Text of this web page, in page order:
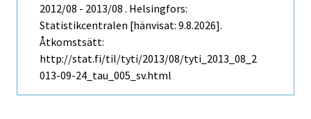
2012/08 - 2013/08 . Helsingfors:
Statistikcentralen [hänvisat: 9.8.2026].
Åtkomstsätt:
http://stat.fi/til/tyti/2013/08/tyti_2013_08_2
013-09-24_tau_005_sv.html